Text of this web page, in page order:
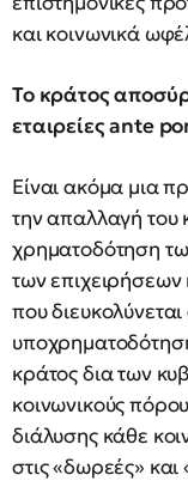
και κοινωνικά
Το κράτος
εταιρείες ante
Είναι ακόμα μια
την απαλλαγή του
χρηματοδότηση
των
που
κράτος δια των
κοινωνικούς
διάλυσης κάθε
στις «δωρεές» και